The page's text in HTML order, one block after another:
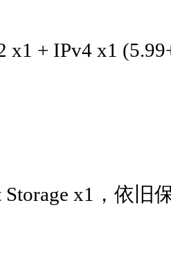
x1 + IPv4 x1
Storage x1，依旧